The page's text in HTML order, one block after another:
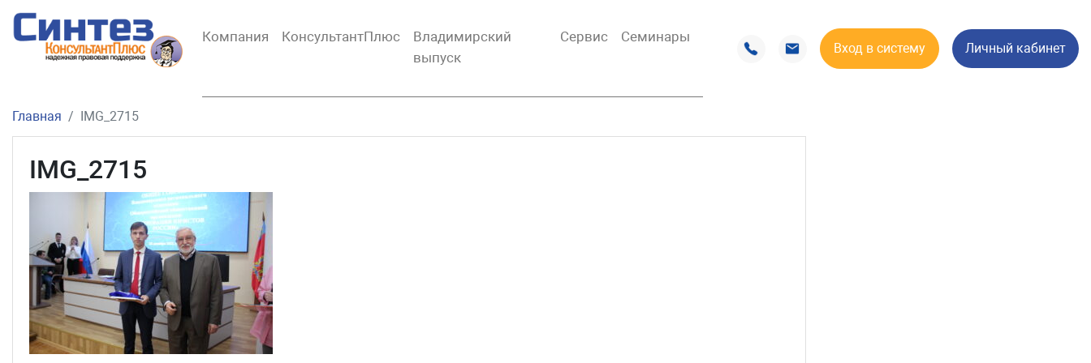
Компания КонсультантПлюс
Владимирский
выпуск
Сервис Семинары
Вход в систему Личный кабинет
Главная IMG_2715
IMG_2715